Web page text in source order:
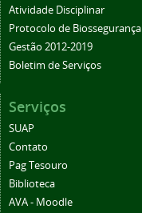
Atividade Disciplinar
Protocolo de Biossegurança
Gestão 2012-2019
Boletim de Serviços
Serviços
SUAP
Contato
Pag Tesouro
Biblioteca
AVA - Moodle